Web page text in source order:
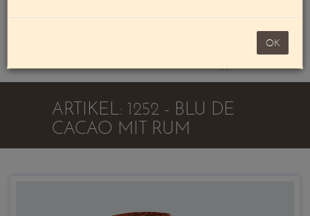
noch 100,00 €
Warenkorb
OK
ARTIKEL: 1252 - BLU DE
CACAO MIT RUM